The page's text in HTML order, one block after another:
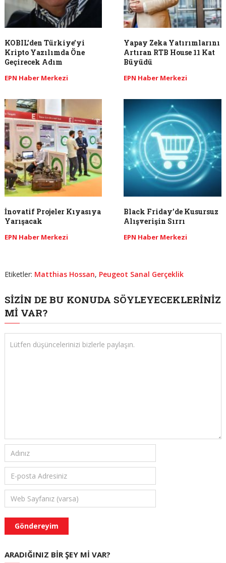
KOBIL’den Türkiye’yi
Kripto Yazılımda Öne
Geçirecek Adım
EPN Haber Merkezi
Yapay Zeka Yatırımlarını
Artıran RTB House 11 Kat
Büyüdü
EPN Haber Merkezi
İnovatif Projeler Kıyasıya
Yarışacak
EPN Haber Merkezi
Black Friday’de Kusursuz
Alışverişin Sırrı
EPN Haber Merkezi
Etiketler: Matthias Hossan, Peugeot Sanal Gerçeklik
SIZIN DE BU KONUDA SÖYLEYECEKLERINIZ
MI VAR?
ARADIĞINIZ BIR ŞEY MI VAR?